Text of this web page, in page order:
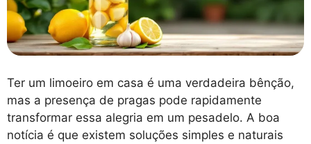
Ter um limoeiro em casa é uma verdadeira bênção,
mas a presença de pragas pode rapidamente
transformar essa alegria em um pesadelo. A boa
notícia é que existem soluções simples e naturais